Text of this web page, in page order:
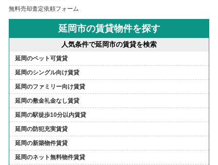
無料売却査定依頼フォーム
延岡市の賃貸物件を探す
人気条件で延岡市の賃貸を検索
延岡のペット可賃貸
延岡のシングル向け賃貸
延岡のファミリー向け賃貸
延岡の敷金礼金なし賃貸
延岡の駅徒歩10分以内賃貸
延岡の防犯充実賃貸
延岡の新築物件賃貸
延岡のネット無料物件賃貸